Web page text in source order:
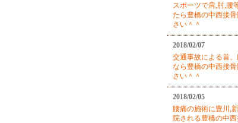
スポーツで肩,肘,腰
たら豊橋の中西接
さい＾＾
2018/02/07
交通事故による首
なら豊橋の中西接
さい＾＾
2018/02/05
腰痛の施術に豊川,
院される豊橋の中